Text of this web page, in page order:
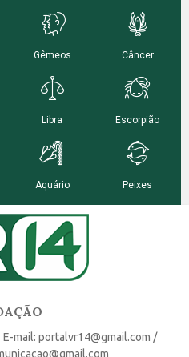
mail: portalvr14@gmail.com /